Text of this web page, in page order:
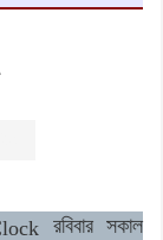
রবিবার সকাল